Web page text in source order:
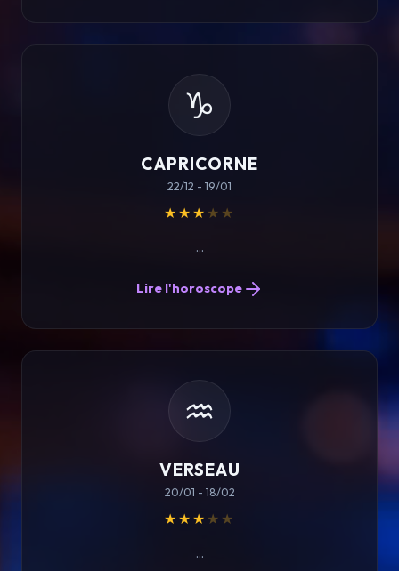
♑
CAPRICORNE
22/12 - 19/01
★★★ ★★
...
Lire l'horoscope
♒
VERSEAU
20/01 - 18/02
★★★ ★★
...